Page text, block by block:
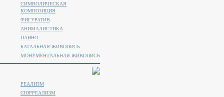
СИМВОЛИЧЕСКАЯ
КОМПОЗИЦИЯ
ФИГУРАТИВ
АНИМАЛИСТИКA
ПАННО
БАТАЛЬНАЯ ЖИВОПИСЬ
МОНУМЕНТАЛЬНАЯ ЖИВОПИСЬ
РЕАЛИЗМ
СЮРРЕАЛИЗМ